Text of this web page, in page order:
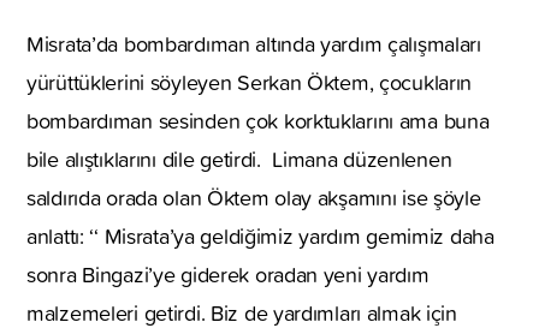
Misrata’da bombardıman altında yardım çalışmaları
yürüttüklerini söyleyen Serkan Öktem, çocukların
bombardıman sesinden çok korktuklarını ama buna
bile alıştıklarını dile getirdi. Limana düzenlenen
saldırıda orada olan Öktem olay akşamını ise şöyle
anlattı: ‘‘ Misrata’ya geldiğimiz yardım gemimiz daha
sonra Bingazi’ye giderek oradan yeni yardım
malzemeleri getirdi. Biz de yardımları almak için